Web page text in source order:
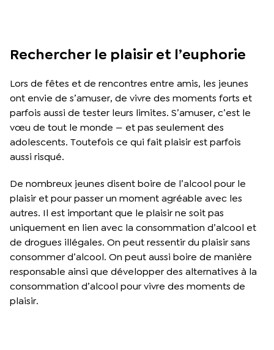
Rechercher le plaisir et l’euphorie
Lors de fêtes et de rencontres entre amis, les jeunes
ont envie de s’amuser, de vivre des moments forts et
parfois aussi de tester leurs limites. S’amuser, c’est le
vœu de tout le monde — et pas seulement des
adolescents. Toutefois ce qui fait plaisir est parfois
aussi risqué.
De nombreux jeunes disent boire de l’alcool pour le
plaisir et pour passer un moment agréable avec les
autres. Il est important que le plaisir ne soit pas
uniquement en lien avec la consommation d’alcool et
de drogues illégales. On peut ressentir du plaisir sans
consommer d’alcool. On peut aussi boire de manière
responsable ainsi que développer des alternatives à la
consommation d’alcool pour vivre des moments de
plaisir.